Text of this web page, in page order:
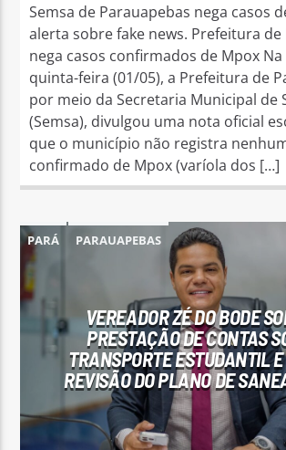
Semsa de Parauapebas nega casos
alerta sobre fake news. Prefeitura de
nega casos confirmados de Mpox
quinta-feira (01/05), a Prefeitura de
por meio da Secretaria Municipal de
(Semsa), divulgou uma nota oficial
que o município não registra
confirmado de Mpox (varíola dos […]
PARÁ PARAUAPEBAS
VEREADOR ZÉ DO BODE
PRESTAÇÃO DE CONTAS
TRANSPORTE ESTUDANTIL
REVISÃO DO PLANO DE